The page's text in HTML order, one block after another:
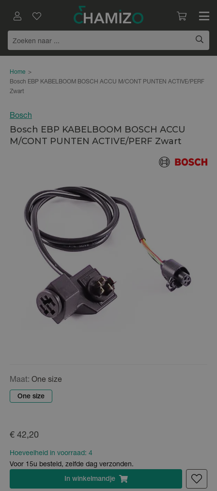
Home >
Bosch EBP KABELBOOM BOSCH ACCU M/CONT PUNTEN ACTIVE/PERF
Zwart
Bosch
Bosch EBP KABELBOOM BOSCH ACCU
M/CONT PUNTEN ACTIVE/PERF Zwart
Maat: One size
One size
€ 42,20
Hoeveelheid in voorraad: 4
Voor 15u besteld, zelfde dag verzonden.
In winkelmandje